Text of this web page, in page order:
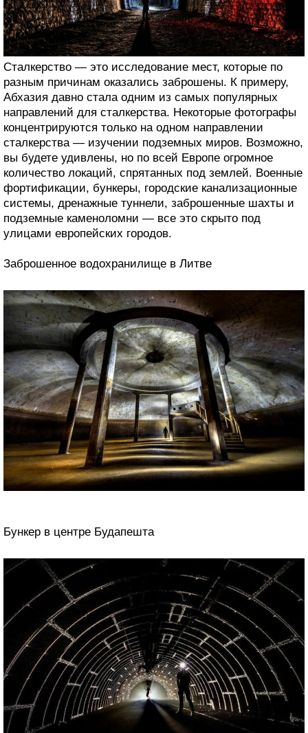
Сталкерство ― это исследование мест, которые по
разным причинам оказались заброшены. К примеру,
Абхазия давно стала одним из самых популярных
направлений для сталкерства. Некоторые фотографы
концентрируются только на одном направлении
сталкерства ― изучении подземных миров. Возможно,
вы будете удивлены, но по всей Европе огромное
количество локаций, спрятанных под землей. Военные
фортификации, бункеры, городские канализационные
системы, дренажные туннели, заброшенные шахты и
подземные каменоломни ― все это скрыто под
улицами европейских городов.
Заброшенное водохранилище в Литве
Бункер в центре Будапешта